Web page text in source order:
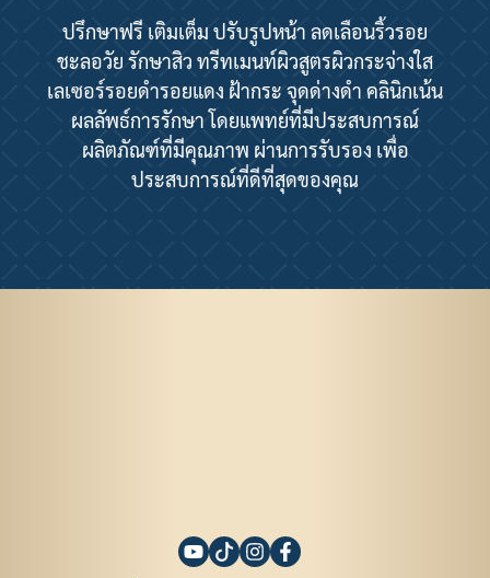
ปรึกษาฟรี เติมเต็ม ปรับรูปหน้า ลดเลือนริ้วรอย
ชะลอวัย รักษาสิว ทรีทเมนท์ผิวสูตรผิวกระจ่างใส
เลเซอร์รอยดำรอยแดง ฝ้ากระ จุดด่างดำ คลินิกเน้น
ผลลัพธ์การรักษา โดยแพทย์ที่มีประสบการณ์
ผลิตภัณฑ์ที่มีคุณภาพ ผ่านการรับรอง เพื่อ
ประสบการณ์ที่ดีที่สุดของคุณ